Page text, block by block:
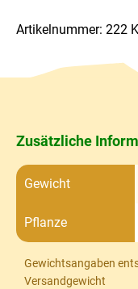
Artikelnummer: 222
Zusätzliche
Gewicht
Pflanze
Gewichtsangaben
Versandgewicht